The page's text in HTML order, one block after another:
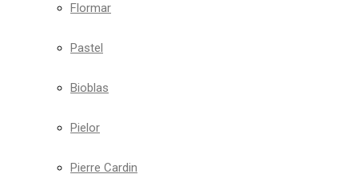
Flormar
Pastel
Bioblas
Pielor
Pierre Cardin